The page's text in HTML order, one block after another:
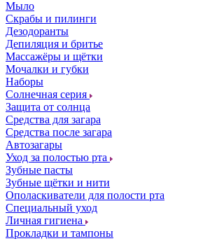
Мыло
Скрабы и пилинги
Дезодоранты
Депиляция и бритье
Массажёры и щётки
Мочалки и губки
Наборы
Солнечная серия
Защита от солнца
Средства для загара
Средства после загара
Автозагары
Уход за полостью рта
Зубные пасты
Зубные щётки и нити
Ополаскиватели для полости рта
Специальный уход
Личная гигиена
Прокладки и тампоны